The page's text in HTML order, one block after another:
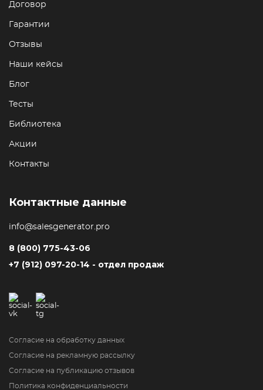
Договор
Гарантии
Отзывы
Наши кейсы
Блог
Тесты
Библиотека
Акции
Контакты
Контактные данные
info@salesgenerator.pro
8 (800) 775-43-06
+7 (912) 097-20-14 - отдел продаж
Согласие на обработку данных
Согласие на рекламную рассылку
Согласие на публикацию отзывов
Политика конфиденциальности